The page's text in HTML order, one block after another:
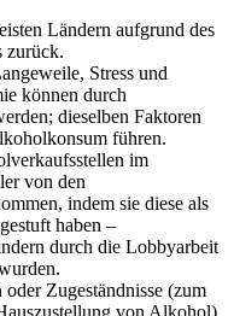
Ländern aufgrund des
zurück.
Stress und
können durch
dieselben Faktoren
führen.
im
von den
indem sie diese als
haben –
durch die Lobbyarbeit
Zugeständnisse (zum
von Alkohol)